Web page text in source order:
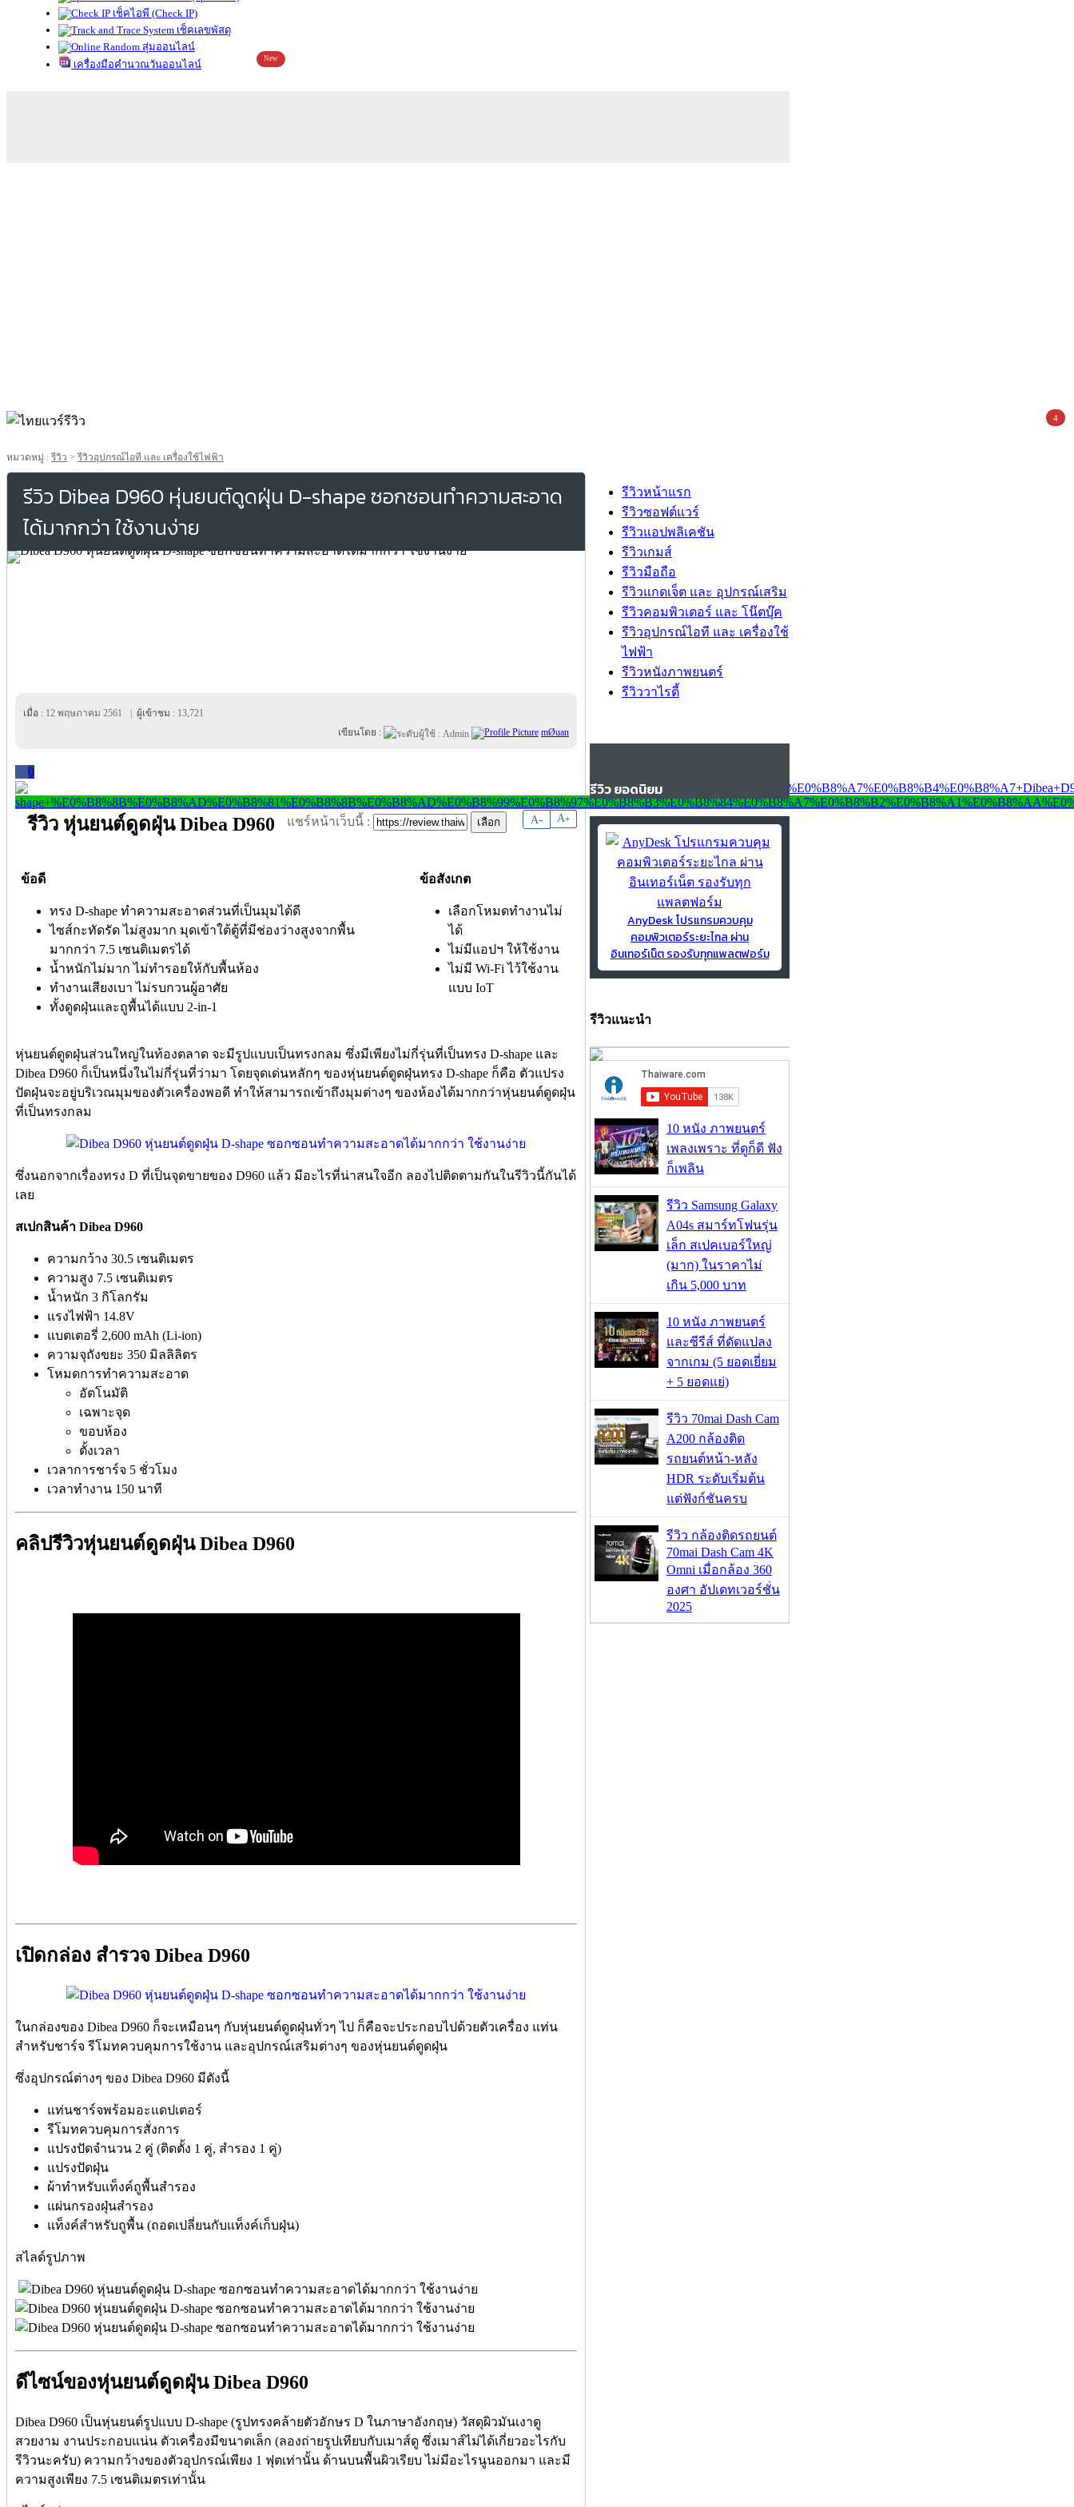
เช็คไอพี (Check IP)
เช็คเลขพัสดุ
สุ่มออนไลน์
เครื่องมือคำนวณวันออนไลน์
New
หมวดหมู่ :รีวิว >รีวิวอุปกรณ์ไอที และ เครื่องใช้ไฟฟ้า
รีวิว Dibea D960 หุ่นยนต์ดูดฝุ่น D-shape ซอกซอนทำความสะอาด
ได้มากกว่า ใช้งานง่าย
เมื่อ : 12 พฤษภาคม 2561 ผู้เข้าชม : 13,721
เขียนโดย :
mØuan
0
A- A+
แชร์หน้าเว็บนี้ :
รีวิว หุ่นยนต์ดูดฝุ่น Dibea D960
ข้อดี
ทรง D-shape ทำความสะอาดส่วนที่เป็นมุมได้ดี
ไซส์กะทัดรัด ไม่สูงมาก มุดเข้าใต้ตู้ที่มีช่องว่างสูงจากพื้น
มากกว่า 7.5 เซนติเมตรได้
น้ำหนักไม่มาก ไม่ทำรอยให้กับพื้นห้อง
ทำงานเสียงเบา ไม่รบกวนผู้อาศัย
ทั้งดูดฝุ่นและถูพื้นได้แบบ 2-in-1
ข้อสังเกต
เลือกโหมดทำงานไม่
ได้
ไม่มีแอปฯ ให้ใช้งาน
ไม่มี Wi-Fi ไว้ใช้งาน
แบบ IoT
หุ่นยนต์ดูดฝุ่นส่วนใหญ่ในท้องตลาด จะมีรูปแบบเป็นทรงกลม ซึ่งมีเพียงไม่กี่รุ่นที่เป็นทรง D-shape และ
Dibea D960 ก็เป็นหนึ่งในไม่กี่รุ่นที่ว่ามา โดยจุดเด่นหลักๆ ของหุ่นยนต์ดูดฝุ่นทรง D-shape ก็คือ ตัวแปรง
ปัดฝุ่นจะอยู่บริเวณมุมของตัวเครื่องพอดี ทำให้สามารถเข้าถึงมุมต่างๆ ของห้องได้มากกว่าหุ่นยนต์ดูดฝุ่น
ที่เป็นทรงกลม
ซึ่งนอกจากเรื่องทรง D ที่เป็นจุดขายของ D960 แล้ว มีอะไรที่น่าสนใจอีก ลองไปติดตามกันในรีวิวนี้กันได้
เลย
สเปกสินค้า Dibea D960
ความกว้าง 30.5 เซนติเมตร
ความสูง 7.5 เซนติเมตร
น้ำหนัก 3 กิโลกรัม
แรงไฟฟ้า 14.8V
แบตเตอรี่ 2,600 mAh (Li-ion)
ความจุถังขยะ 350 มิลลิลิตร
โหมดการทำความสะอาด
อัตโนมัติ
เฉพาะจุด
ขอบห้อง
ตั้งเวลา
เวลาการชาร์จ 5 ชั่วโมง
เวลาทำงาน 150 นาที
คลิปรีวิวหุ่นยนต์ดูดฝุ่น Dibea D960
เปิดกล่อง สำรวจ Dibea D960
ในกล่องของ Dibea D960 ก็จะเหมือนๆ กับหุ่นยนต์ดูดฝุ่นทั่วๆ ไป ก็คือจะประกอบไปด้วยตัวเครื่อง แท่น
สำหรับชาร์จ รีโมทควบคุมการใช้งาน และอุปกรณ์เสริมต่างๆ ของหุ่นยนต์ดูดฝุ่น
ซึ่งอุปกรณ์ต่างๆ ของ Dibea D960 มีดังนี้
แท่นชาร์จพร้อมอะแดปเตอร์
รีโมทควบคุมการสั่งการ
แปรงปัดจำนวน 2 คู่ (ติดตั้ง 1 คู่, สำรอง 1 คู่)
แปรงปัดฝุ่น
ผ้าทำหรับแท็งค์ถูพื้นสำรอง
แผ่นกรองฝุ่นสำรอง
แท็งค์สำหรับถูพื้น (ถอดเปลี่ยนกับแท็งค์เก็บฝุ่น)
สไลด์รูปภาพ
ดีไซน์ของหุ่นยนต์ดูดฝุ่น Dibea D960
Dibea D960 เป็นหุ่นยนต์รูปแบบ D-shape (รูปทรงคล้ายตัวอักษร D ในภาษาอังกฤษ) วัสดุผิวมันเงาดู
สวยงาม งานประกอบแน่น ตัวเครื่องมีขนาดเล็ก (ลองถ่ายรูปเทียบกับเมาส์ดู ซึ่งเมาส์ไม่ได้เกี่ยวอะไรกับ
รีวิวนะครับ) ความกว้างของตัวอุปกรณ์เพียง 1 ฟุตเท่านั้น ด้านบนพื้นผิวเรียบ ไม่มีอะไรนูนออกมา และมี
ความสูงเพียง 7.5 เซนติเมตรเท่านั้น
รีวิวหน้าแรก
รีวิวซอฟต์แวร์
รีวิวแอปพลิเคชัน
รีวิวเกมส์
รีวิวมือถือ
รีวิวแกดเจ็ต และ อุปกรณ์เสริม
รีวิวคอมพิวเตอร์ และ โน๊ตบุ๊ค
รีวิวอุปกรณ์ไอที และ เครื่องใช้
ไฟฟ้า
รีวิวหนังภาพยนตร์
รีวิววาไรตี้
รีวิว ยอดนิยม
AnyDesk โปรแกรมควบคุม
คอมพิวเตอร์ระยะไกล ผ่าน
อินเทอร์เน็ต รองรับทุกแพลตฟอร์ม
รีวิวแนะนำ
10 หนัง ภาพยนตร์
เพลงเพราะ ที่ดูก็ดี ฟัง
ก็เพลิน
รีวิว Samsung Galaxy
A04s สมาร์ทโฟนรุ่น
เล็ก สเปคเบอร์ใหญ่
(มาก) ในราคาไม่
เกิน 5,000 บาท
10 หนัง ภาพยนตร์
และซีรีส์ ที่ดัดแปลง
จากเกม (5 ยอดเยี่ยม
+ 5 ยอดแย่)
รีวิว 70mai Dash Cam
A200 กล้องติด
รถยนต์หน้า-หลัง
HDR ระดับเริ่มต้น
แต่ฟังก์ชันครบ
รีวิว กล้องติดรถยนต์
70mai Dash Cam 4K
Omni เมื่อกล้อง 360
องศา อัปเดทเวอร์ชั่น
2025
4